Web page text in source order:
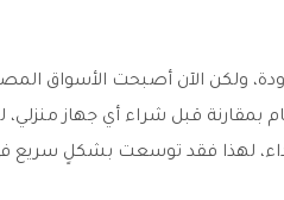
ولكن الآن أصبحت الأسواق
بمقارنة قبل شراء أي جهاز
لهذا فقد توسعت بشكلٍ سريع